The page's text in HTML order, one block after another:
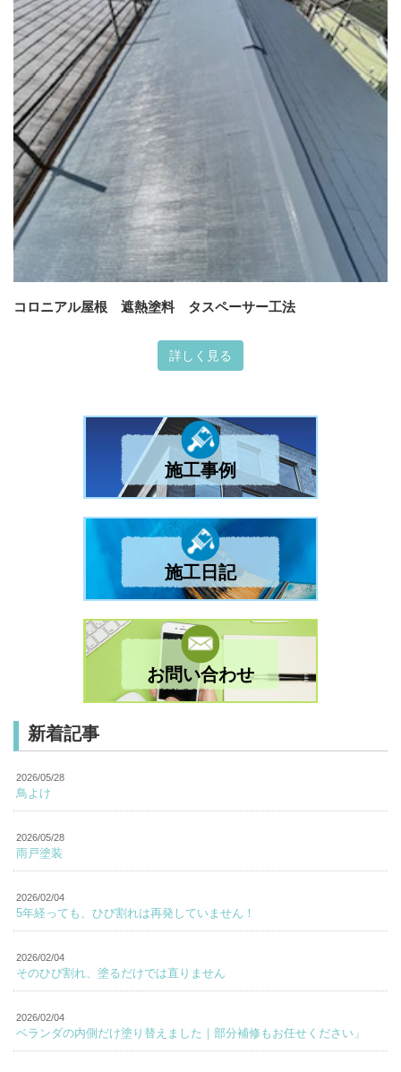
コロニアル屋根 遮熱塗料 タスペーサー工法
詳しく見る
施工事例
施工日記
お問い合わせ
新着記事
2026/05/28
鳥よけ
2026/05/28
雨戸塗装
2026/02/04
5年経っても、ひび割れは再発していません！
2026/02/04
そのひび割れ、塗るだけでは直りません
2026/02/04
ベランダの内側だけ塗り替えました｜部分補修もお任せください」